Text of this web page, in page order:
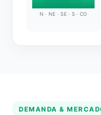
N · NE · SE · S · CO
DEMANDA &